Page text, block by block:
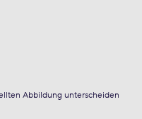
Abbildung unterscheiden